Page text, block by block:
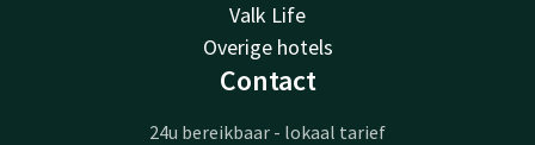
Valk Life
Overige hotels
Contact
24u bereikbaar - lokaal tarief